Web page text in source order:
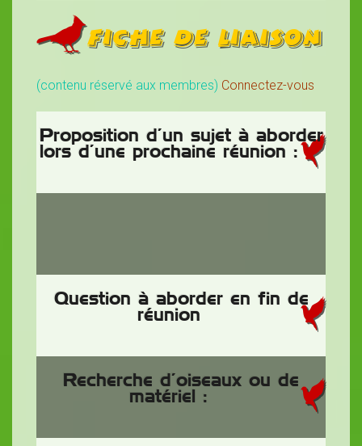
Fiche de liaison
(contenu réservé aux membres) Connectez-vous
Proposition d’un sujet à aborder
lors d’une prochaine réunion :
Question à aborder en fin de
réunion
Recherche d’oiseaux ou de
matériel :